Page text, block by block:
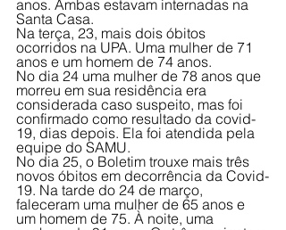
anos. Ambas estavam internadas na
Santa Casa.
Na terça, 23, mais dois óbitos
ocorridos na UPA. Uma mulher de 71
anos e um homem de 74 anos.
No dia 24 uma mulher de 78 anos que
morreu em sua residência era
considerada caso suspeito, mas foi
confirmado como resultado da covid-
19, dias depois. Ela foi atendida pela
equipe do SAMU.
No dia 25, o Boletim trouxe mais três
novos óbitos em decorrência da Covid-
19. Na tarde do 24 de março,
faleceram uma mulher de 65 anos e
um homem de 75. À noite, uma